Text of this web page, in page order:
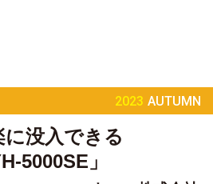
2023 AUTUMN
没入できる
5000SE」